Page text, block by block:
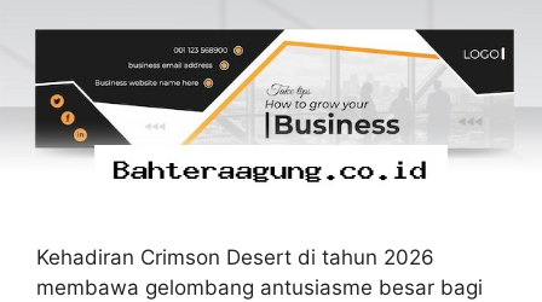
Kehadiran Crimson Desert di tahun 2026
membawa gelombang antusiasme besar bagi